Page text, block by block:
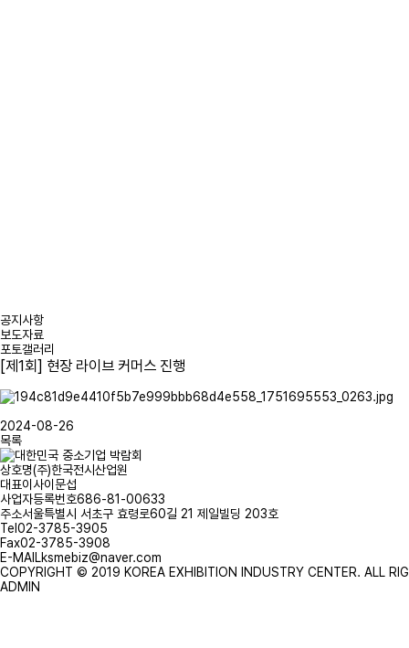
공지사항
보도자료
포토갤러리
[제1회] 현장 라이브 커머스 진행
2024-08-26
목록
상호명(주)한국전시산업원
대표이사이문섭
사업자등록번호686-81-00633
주소서울특별시 서초구 효령로60길 21 제일빌딩 203호
Tel 02-3785-3905
Fax02-3785-3908
E-MAILksmebiz@naver.com
COPYRIGHT © 2019 KOREA EXHIBITION INDUSTRY CENTER. ALL
ADMIN